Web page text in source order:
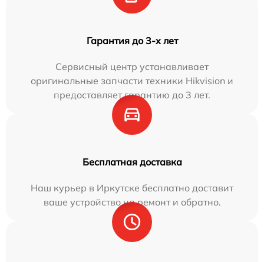
Гарантия до 3-х лет
Сервисный центр устанавливает
оригинальные запчасти техники Hikvision и
предоставляет гарантию до 3 лет.
Бесплатная доставка
Наш курьер в Иркутске бесплатно доставит
ваше устройство на ремонт и обратно.